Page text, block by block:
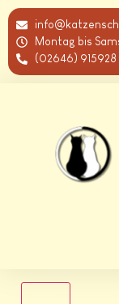
Montag bis
(02646) 915928